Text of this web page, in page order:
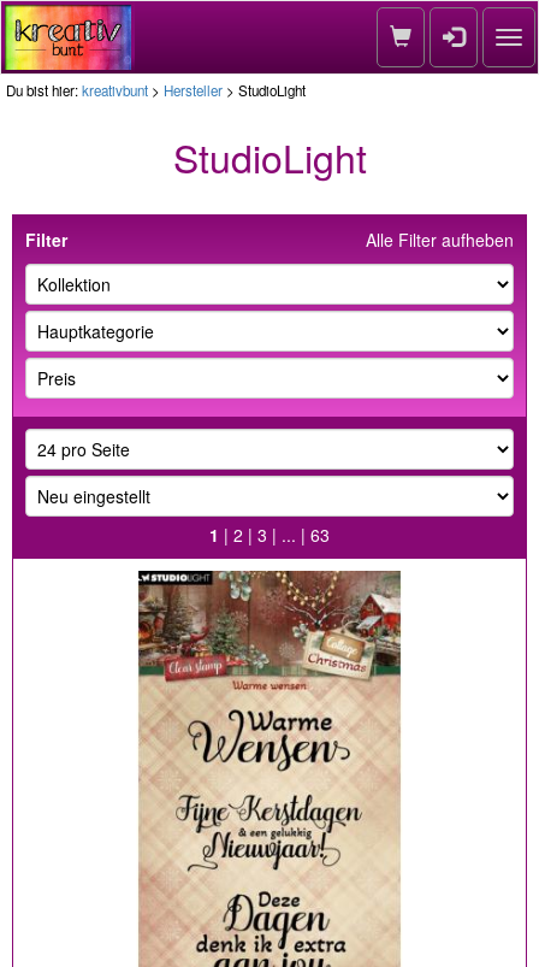
Du bist hier:kreativbunt > Hersteller > StudioLight
StudioLight
Alle Filter aufheben
Filter
1 | 2 | 3 | ... | 63